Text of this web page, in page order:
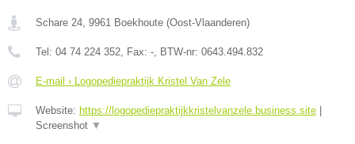
Schare 24 9961 Boekhoute (Oost-Vlaanderen)
Tel: 04 74 224 352 , Fax: - , BTW-nr: 0643.494.832
E-mail › Logopediepraktijk Kristel Van Zele
Website: https://logopediepraktijkkristelvanzele.business.site
Screenshot ▼